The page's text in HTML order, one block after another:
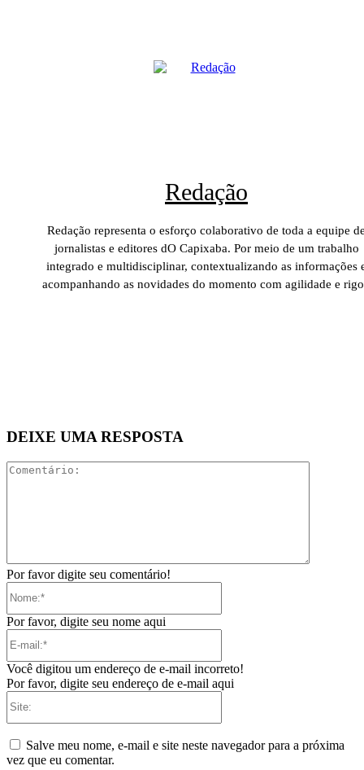
Redação
Redação representa o esforço colaborativo de toda a equipe
jornalistas e editores dO Capixaba. Por meio de um trabalho
integrado e multidisciplinar, contextualizando as informações
acompanhando as novidades do momento com agilidade e
DEIXE UMA RESPOSTA
Por favor digite seu comentário!
Por favor, digite seu nome aqui
Você digitou um endereço de e-mail incorreto!
Por favor, digite seu endereço de e-mail aqui
Salve meu nome, e-mail e site neste navegador para a próxima
vez que eu comentar.